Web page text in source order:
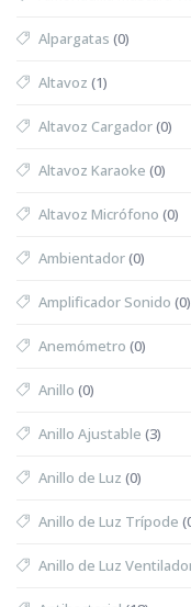
Alpargatas (0)
Altavoz (1)
Altavoz Cargador(0)
Altavoz Karaoke (0)
Altavoz Micrófono (0)
Ambientador(0)
Amplificador Sonido (0)
Anemómetro (0)
Anillo (0)
Anillo Ajustable (3)
Anillo de Luz (0)
Anillo de Luz Trípode
Anillo de Luz